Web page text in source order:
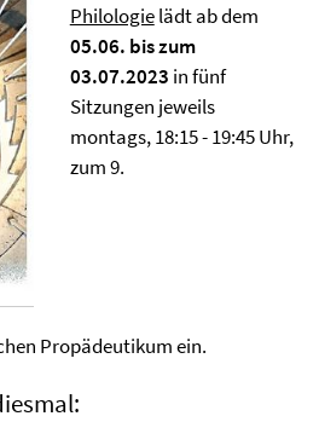
Philologielädt ab dem
05.06. bis zum
03.07.2023 in fünf
Sitzungen jeweils
montags, 18:15 - 19:45 Uhr,
zum 9.
Propädeutikum ein.